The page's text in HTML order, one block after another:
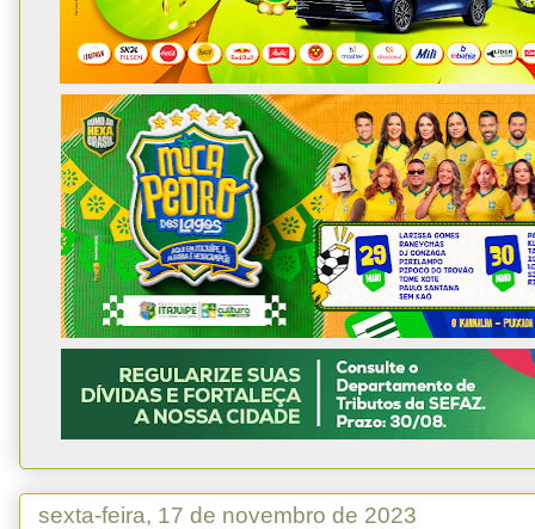
sexta-feira, 17 de novembro de 2023